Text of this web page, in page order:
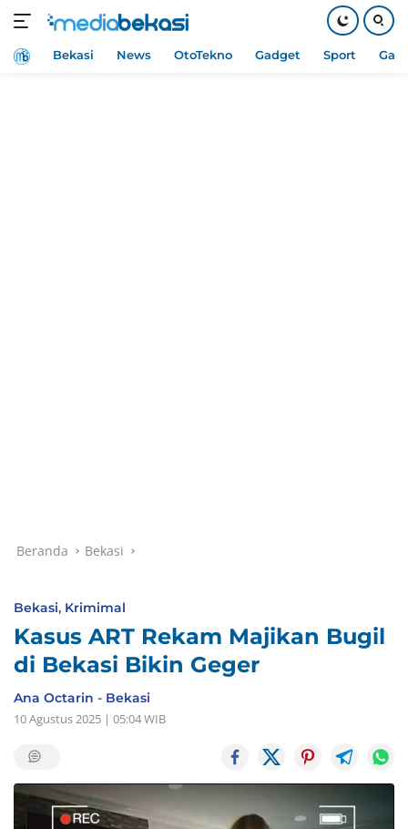
HomeBekasi News OtoTekno Gadget Sport
Beranda Bekasi
Bekasi, Krimimal
Kasus ART Rekam Majikan Bugil
di Bekasi Bikin Geger
Ana Octarin - Bekasi
10 Agustus 2025 | 05:04 WIB